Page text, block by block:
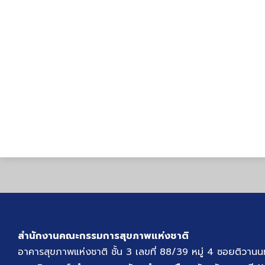
สำนักงานคณะกรรมการสุขภาพแห่งชาติ
อาคารสุขภาพแห่งชาติ ชั้น 3 เลขที่ 88/39 หมู่ 4 ซอยติวานน